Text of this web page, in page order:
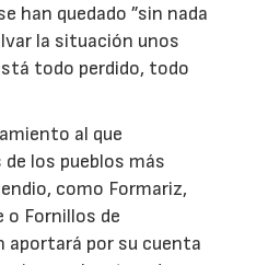
han quedado ”sin nada
la situación unos
todo perdido, todo
al que
los pueblos más
como Formariz,
o Fornillos de
aportará por su cuenta